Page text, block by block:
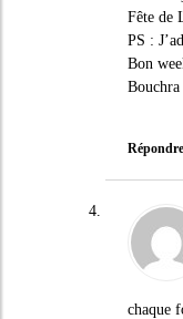
Fête de
PS :
Bon
Bouchra
Répondre
chaque